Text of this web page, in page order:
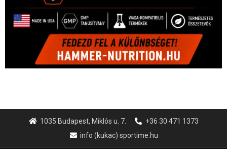
1035 Budapest, Miklós u. 7.
+36 30 471 1373
info (kukac) sportime.hu